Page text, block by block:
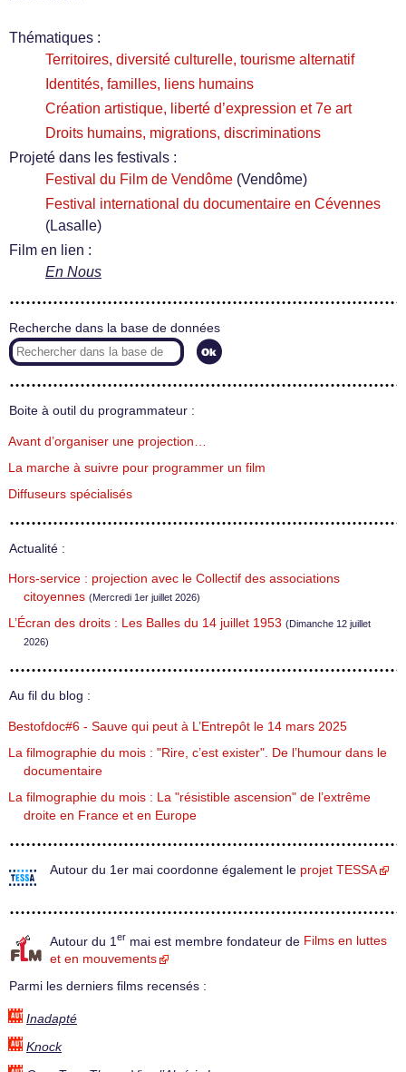
Thématiques :
Territoires, diversité culturelle, tourisme alternatif
Identités, familles, liens humains
Création artistique, liberté d’expression et 7e art
Droits humains, migrations, discriminations
Projeté dans les festivals :
Festival du Film de Vendôme (Vendôme)
Festival international du documentaire en Cévennes
(Lasalle)
Film en lien :
En Nous
Recherche dans la base de données
Boite à outil du programmateur :
Avant d’organiser une projection…
La marche à suivre pour programmer un film
Diffuseurs spécialisés
Actualité :
Hors-service : projection avec le Collectif des associations
citoyennes (Mercredi 1er juillet 2026)
L’Écran des droits : Les Balles du 14 juillet 1953 (Dimanche 12 juillet
2026)
Au fil du blog :
Bestofdoc#6 - Sauve qui peut à L’Entrepôt le 14 mars 2025
La filmographie du mois : "Rire, c’est exister". De l’humour dans le
documentaire
La filmographie du mois : La "résistible ascension" de l’extrême
droite en France et en Europe
Autour du 1er mai coordonne également le projet TESSA
Autour du 1 er mai est membre fondateur de Films en luttes
et en mouvements
Parmi les derniers films recensés :
Inadapté
Knock